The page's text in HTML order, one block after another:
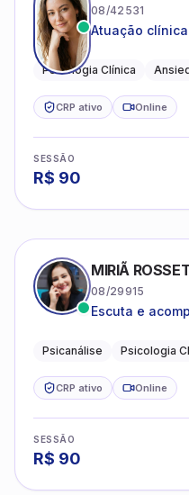
08/42531
Atuação
Psicologia Clínica
CRP ativo Online
SESSÃO
R$ 90
MIRIÃ
08/29915
Escuta e
Psicanálise Psicologia
CRP ativo Online
SESSÃO
R$ 90